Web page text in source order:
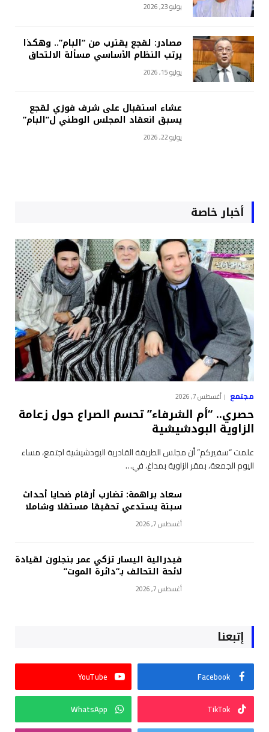
يوليو 23, 2026
مصادر: لقجع يقترب من “البام”.. وهكذا
يرتب النظام الأساسي مسألة الالتحاق
يوليو 15, 2026
عشاء استقبال على شرف فوزي لقجع
يسبق انعقاد المجلس الوطني ل”البام”
يوليو 22, 2026
أخبار خاصة
مجتمع أغسطس 7, 2026
حصري.. “أم الشرفاء” تحسم الصراع حول زعامة
الزاوية البودشيشية
علمت “سفيركم” أن مجلس الطريقة القادرية البودشيشية اجتمع، مساء
اليوم الجمعة، بمقر الزاوية بمداغ، في…
سعاد براهمة: تضارب أرقام ضحايا أحداث
سبتة يستدعي تحقيقا مستقلا وشاملا
أغسطس 7, 2026
فيدرالية اليسار تزكي عمر بنجلون لقيادة
لائحة التحالف بـ”دائرة الموت”
أغسطس 7, 2026
إتبعنا
Facebook
YouTube
TikTok
WhatsApp